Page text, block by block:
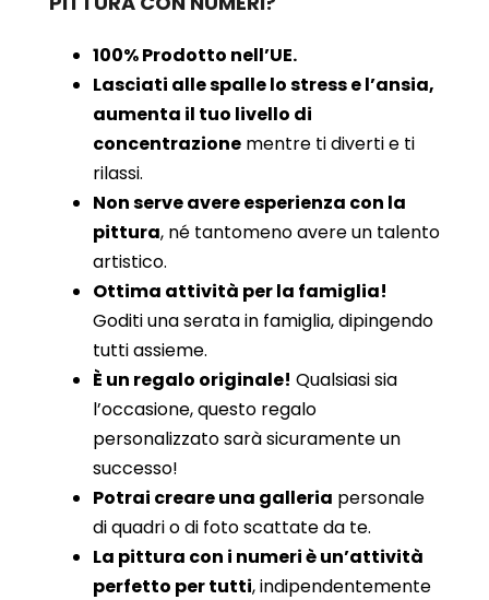
100% Prodotto nell’UE.
Lasciati alle spalle lo stress e l’ansia,
aumenta il tuo livello di
concentrazione mentre ti diverti e ti
rilassi.
Non serve avere esperienza con la
pittura, né tantomeno avere un talento
artistico.
Ottima attività per la famiglia!
Goditi una serata in famiglia, dipingendo
tutti assieme.
È un regalo originale! Qualsiasi sia
l’occasione, questo regalo
personalizzato sarà sicuramente un
successo!
Potrai creare una galleria personale
di quadri o di foto scattate da te.
La pittura con i numeri è un’attività
perfetto per tutti, indipendentemente